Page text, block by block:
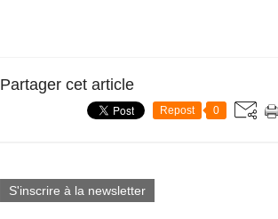
Partager cet article
Repost 0
S'inscrire à la newsletter